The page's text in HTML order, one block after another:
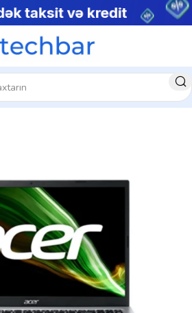
noutbuklar